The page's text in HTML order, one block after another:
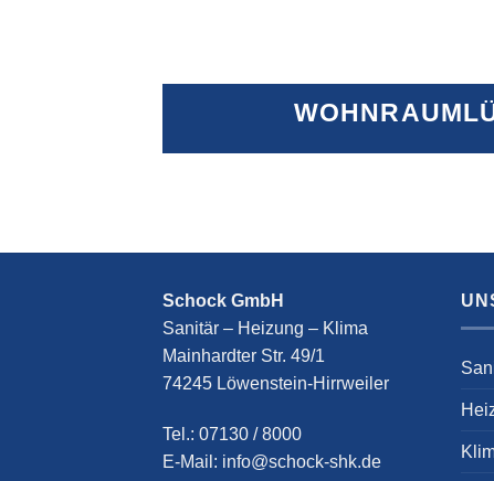
Schock GmbH
Sanitär – Heizung – Klima
Mainhardter Str. 49/1
74245 Löwenstein-Hirrweiler
Tel.: 07130 / 8000
E-Mail: info@schock-shk.de